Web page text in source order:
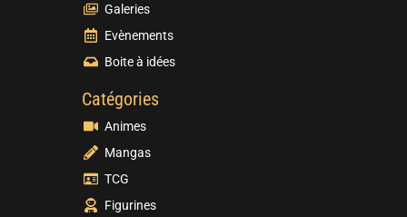
Galeries
Evènements
Boite à idées
Catégories
Animes
Mangas
TCG
Figurines